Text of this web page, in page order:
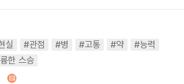
실 #관점 #병 #고통 #약
#능력
한 스승